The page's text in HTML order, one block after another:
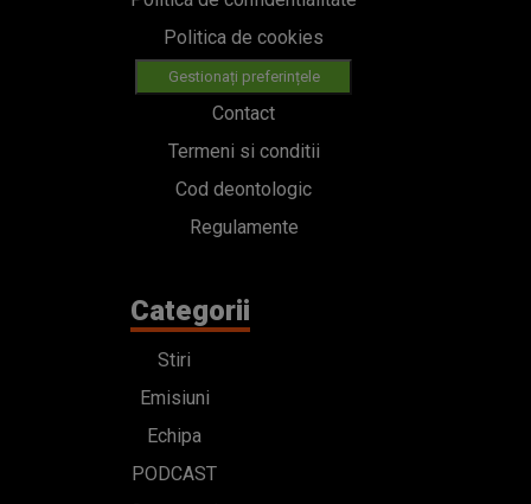
Politica de cookies
Gestionați preferințele
Contact
Termeni si conditii
Cod deontologic
Regulamente
Categorii
Stiri
Emisiuni
Echipa
PODCAST